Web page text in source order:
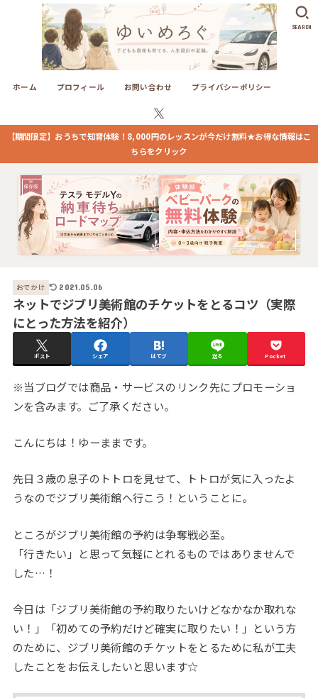
ホーム プロフィール お問い合わせ プライバシーポリシー
SEARCH
【期間限定】おうちで知育体験！8,000円のレッスンが今だけ無料★お得な情報はこ
ちらをクリック
おでかけ 2021.05.06
ネットでジブリ美術館のチケットをとるコツ（実際
にとった方法を紹介）
ポスト シェア はてブ 送る Pocket
※当ブログでは商品・サービスのリンク先にプロモーショ
ンを含みます。ご了承ください。
こんにちは！ゆーままです。
先日３歳の息子のトトロを見せて、トトロが気に入ったよ
うなのでジブリ美術館へ行こう！ということに。
ところがジブリ美術館の予約は争奪戦必至。
「行きたい」と思って気軽にとれるものではありませんで
した…！
今日は「ジブリ美術館の予約取りたいけどなかなか取れな
い！」「初めての予約だけど確実に取りたい！」という方
のために、ジブリ美術館のチケットをとるために私が工夫
したことをお伝えしたいと思います☆